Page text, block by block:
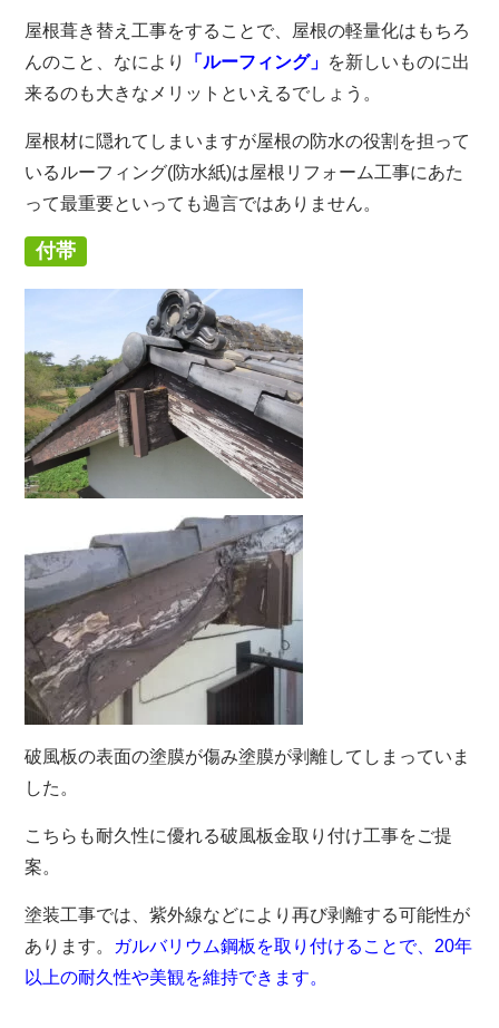
屋根葺き替え工事をすることで、屋根の軽量化はもちろ
んのこと、なにより
「ルーフィング」 を新しいものに出
来るのも大きなメリットといえるでしょう。
屋根材に隠れてしまいますが屋根の防水の役割を担って
いるルーフィング(防水紙)は屋根リフォーム工事にあた
って最重要といっても過言ではありません。
付帯
破風板の表面の塗膜が傷み塗膜が剥離してしまっていま
した。
こちらも耐久性に優れる破風板金取り付け工事をご提
案。
塗装工事では、紫外線などにより再び剥離する可能性が
あります。 ガルバリウム鋼板を取り付けることで、20年
以上の耐久性や美観を維持できます。